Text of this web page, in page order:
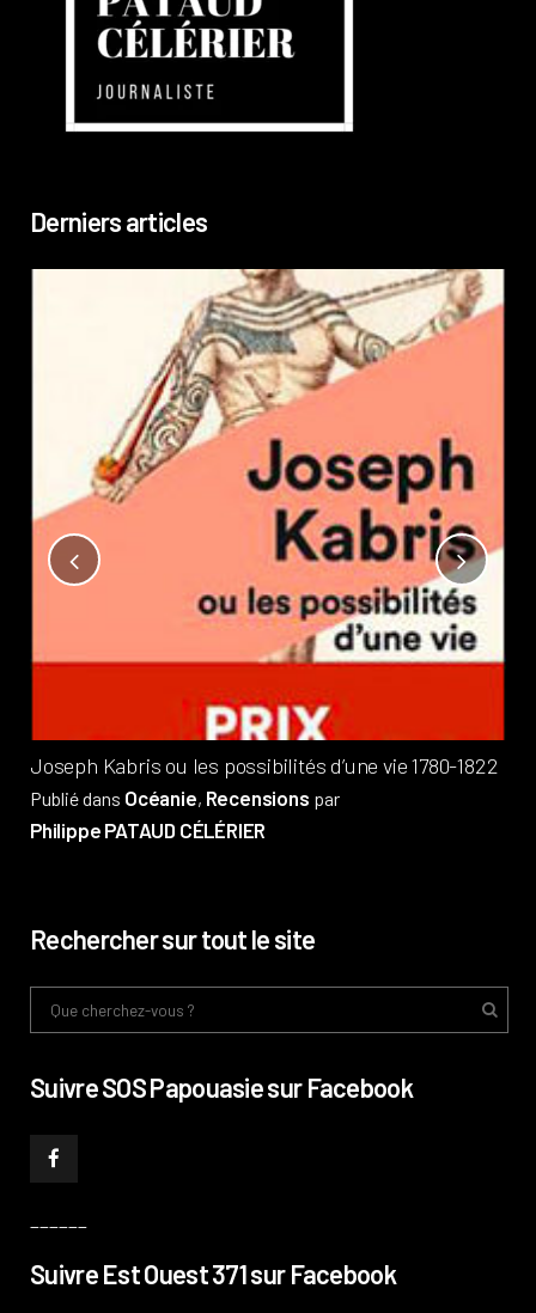
Derniers articles
Joseph Kabris ou les possibilités d’une vie 1780-1822
Publié dans Océanie, Recensions par
Philippe PATAUD CÉLÉRIER
Rechercher sur tout le site
Suivre SOS Papouasie sur Facebook
Suivre Est Ouest 371 sur Facebook